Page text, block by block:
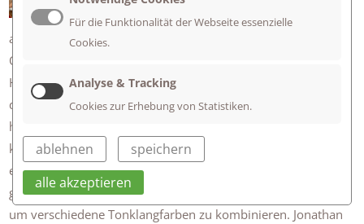
von Elisabeth Zaia und Axel Wirsam,
am 07.07.21 früh am Morgen in der Marienkirche "seine"
Orgel erklärt, während draußen der Wind pfiff und der
Himmel sich unbarmherzig entleerte. Wir haben erfahren,
dass die Orgel über 1000 unterschiedlich große Orgelpfeifen
hat und ziemlich viel Wind benötigt, damit Töne aus ihr
kommen. Das Ganze wird mit einer ausgeklügelten Technik
erreicht, die vom Spieltisch mit höhenverstellbarer Sitzbank
gesteuert wird. Dort befinden sich die Manuale und Register,
um verschiedene Tonklangfarben zu kombinieren. Jonathan
Für die Funktionalität der Webseite essenzielle
Cookies.
Analyse & Tracking
Cookies zur Erhebung von Statistiken.
ablehnen
speichern
alle akzeptieren